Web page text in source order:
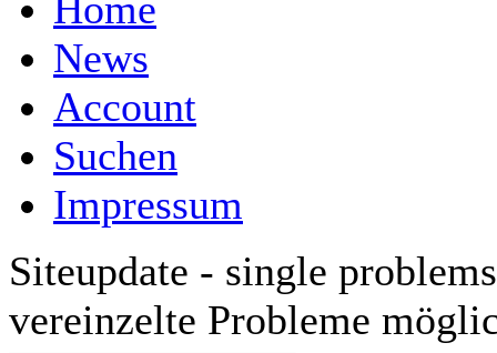
News
Account
Suchen
Impressum
Siteupdate - single
vereinzelte Probleme